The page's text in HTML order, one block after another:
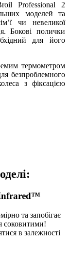
Professional 2
моделей та
чи невеликої
Бокові полички
для його
термометром
безпроблемного
з фіксацією
Infrared™
та запобігає
соковитими!
в залежності